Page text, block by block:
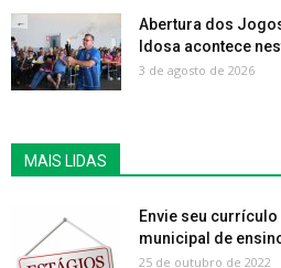
Abertura dos
Idosa acontece
3 de agosto de 2026
MAIS LIDAS
Envie seu
municipal de
25 de outubro de 2022